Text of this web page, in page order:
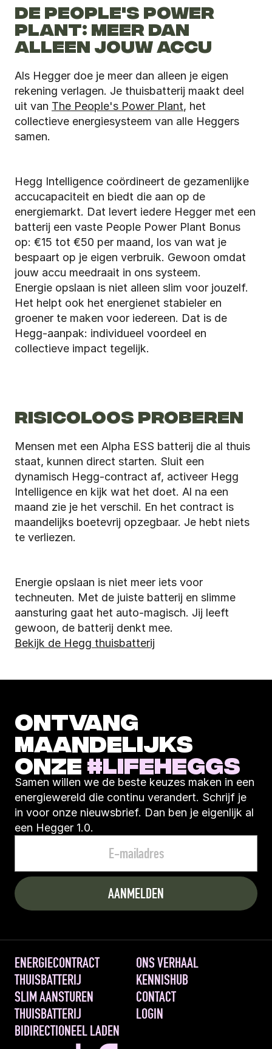
DE PEOPLE'S POWER
PLANT: MEER DAN
ALLEEN JOUW ACCU
Als Hegger doe je meer dan alleen je eigen
rekening verlagen. Je thuisbatterij maakt deel
uit van The People's Power Plant, het
collectieve energiesysteem van alle Heggers
samen.
Hegg Intelligence coördineert de gezamenlijke
accucapaciteit en biedt die aan op de
energiemarkt. Dat levert iedere Hegger met een
batterij een vaste People Power Plant Bonus
op: €15 tot €50 per maand, los van wat je
bespaart op je eigen verbruik. Gewoon omdat
jouw accu meedraait in ons systeem.
Energie opslaan is niet alleen slim voor jouzelf.
Het helpt ook het energienet stabieler en
groener te maken voor iedereen. Dat is de
Hegg-aanpak: individueel voordeel en
collectieve impact tegelijk.
RISICOLOOS PROBEREN
Mensen met een Alpha ESS batterij die al thuis
staat, kunnen direct starten. Sluit een
dynamisch Hegg-contract af, activeer Hegg
Intelligence en kijk wat het doet. Al na een
maand zie je het verschil. En het contract is
maandelijks boetevrij opzegbaar. Je hebt niets
te verliezen.
Energie opslaan is niet meer iets voor
techneuten. Met de juiste batterij en slimme
aansturing gaat het auto-magisch. Jij leeft
gewoon, de batterij denkt mee.
Bekijk de Hegg thuisbatterij
ONTVANG
MAANDELIJKS
ONZE #LIFEHEGGS
Samen willen we de beste keuzes maken in een
energiewereld die continu verandert. Schrijf je
in voor onze nieuwsbrief. Dan ben je eigenlijk al
een Hegger 1.0.
ENERGIECONTRACT
THUISBATTERIJ
SLIM AANSTUREN
THUISBATTERIJ
BIDIRECTIONEEL LADEN
ONS VERHAAL
KENNISHUB
CONTACT
LOGIN